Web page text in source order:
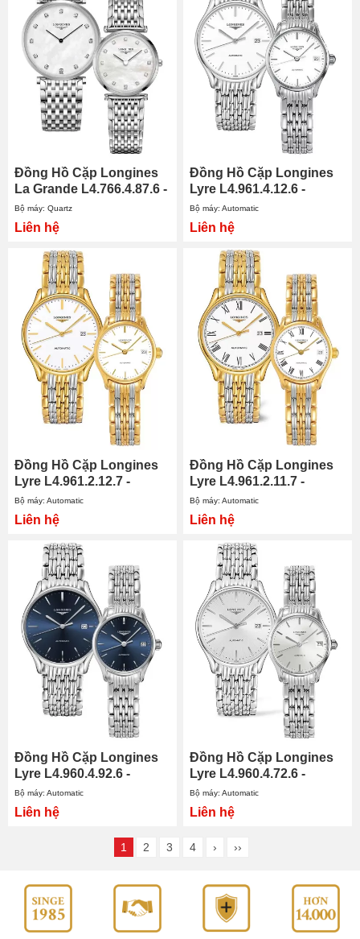
Đồng Hồ Cặp Longines
La Grande L4.766.4.87.6 -
L4.512.4.87.6
Bộ máy: Quartz
Liên hệ
Đồng Hồ Cặp Longines
Lyre L4.961.4.12.6 -
L4.360.4.12.6
Bộ máy: Automatic
Liên hệ
Đồng Hồ Cặp Longines
Lyre L4.961.2.12.7 -
L4.360.2.12.7
Bộ máy: Automatic
Liên hệ
Đồng Hồ Cặp Longines
Lyre L4.961.2.11.7 -
L4.360.2.11.7
Bộ máy: Automatic
Liên hệ
Đồng Hồ Cặp Longines
Lyre L4.960.4.92.6 -
L4.360.4.92.6
Bộ máy: Automatic
Liên hệ
Đồng Hồ Cặp Longines
Lyre L4.960.4.72.6 -
L4.360.4.72.6
Bộ máy: Automatic
Liên hệ
1 2 3 4 › ››